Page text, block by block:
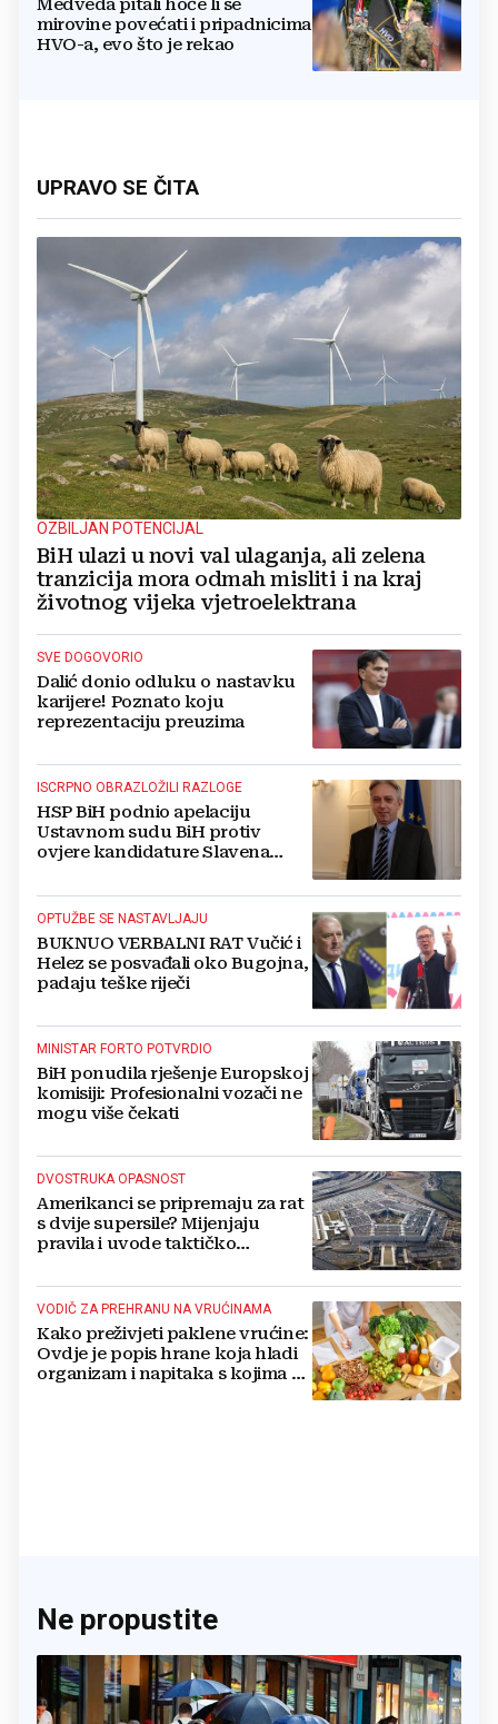
mirovine povećati i pripadnicima
HVO-a, evo što je rekao
UPRAVO SE ČITA
OZBILJAN POTENCIJAL
BiH ulazi u novi val ulaganja, ali zelena
tranzicija mora odmah misliti i na kraj
životnog vijeka vjetroelektrana
SVE DOGOVORIO
Dalić donio odluku o nastavku
karijere! Poznato koju
reprezentaciju preuzima
ISCRPNO OBRAZLOŽILI RAZLOGE
HSP BiH podnio apelaciju
Ustavnom sudu BiH protiv
ovjere kandidature Slavena
OPTUŽBE SE NASTAVLJAJU
BUKNUO VERBALNI RAT Vučić i
Helez se posvađali oko Bugojna,
padaju teške riječi
MINISTAR FORTO POTVRDIO
BiH ponudila rješenje Europskoj
komisiji: Profesionalni vozači ne
mogu više čekati
DVOSTRUKA OPASNOST
Amerikanci se pripremaju za rat
s dvije supersile? Mijenjaju
pravila i uvode taktičko
VODIČ ZA PREHRANU NA VRUĆINAMA
Kako preživjeti paklene vrućine:
Ovdje je popis hrane koja hladi
organizam i napitaka s kojima si
Ne propustite